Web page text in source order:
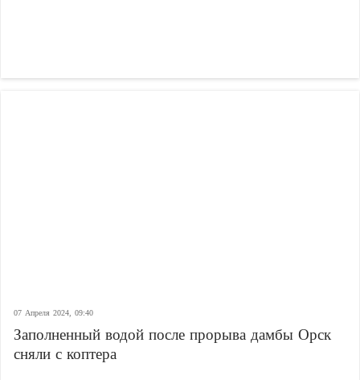
07 Апреля 2024, 09:40
Заполненный водой после прорыва дамбы Орск
сняли с коптера